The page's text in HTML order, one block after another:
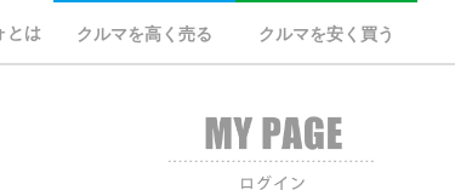
とは クルマを高く売る クルマを安く買う